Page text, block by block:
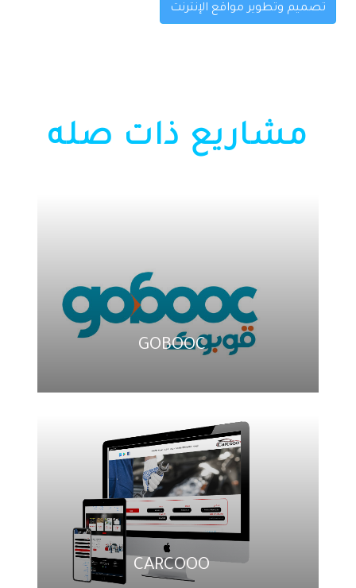
تصميم وتطوير مواقع الإنترنت
مشاريع ذات صله
GOBOOC
CARCOOO